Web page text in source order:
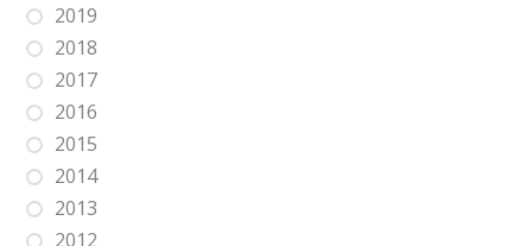
2019
2018
2017
2016
2015
2014
2013
2012